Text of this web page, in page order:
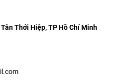
Thới Hiệp, TP Hồ Chí Minh